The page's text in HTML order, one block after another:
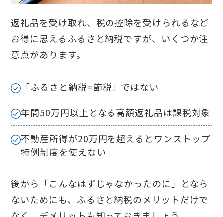
返礼品を受け取れ、税の控除を受けられるなど
お得に思えるふるさと納税ですが、いくつか注
意点があります。
「ふるさと納税=節税」ではない
年間50万円以上となる高額返礼品は課税対象
不動産所得が20万円を超えるとワンストップ
特例制度を使えない
後から「こんなはずじゃなかったのに」となら
ないためにも、ふるさと納税のメリットだけで